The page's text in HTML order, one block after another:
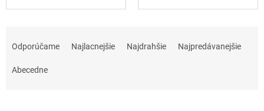
Odporúčame Najlacnejšie Najdrahšie Najpredávanejšie
Abecedne